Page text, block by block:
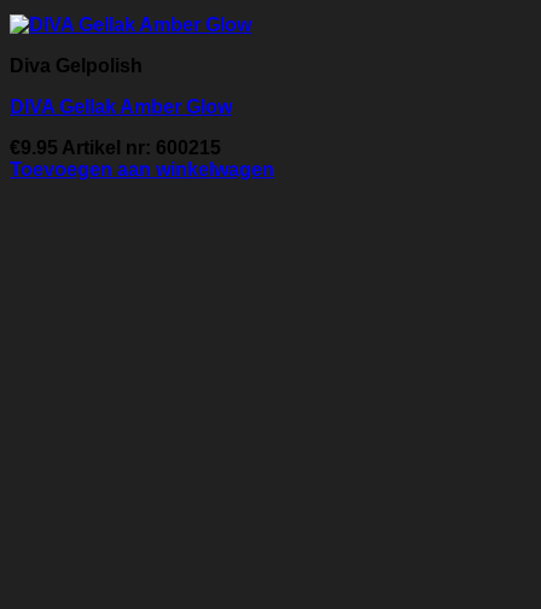
Diva Gelpolish
DIVA Gellak Amber Glow
€9.95 Artikel nr: 600215
Toevoegen aan winkelwagen